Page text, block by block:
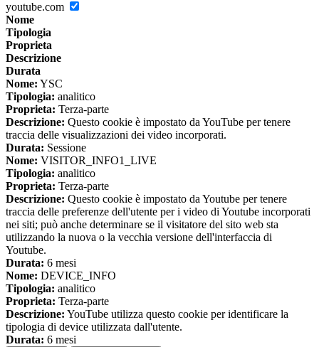
youtube.com
Nome
Tipologia
Proprieta
Descrizione
Durata
Nome: YSC
Tipologia: analitico
Proprieta: Terza-parte
Descrizione: Questo cookie è impostato da YouTube per tenere
traccia delle visualizzazioni dei video incorporati.
Durata: Sessione
Nome: VISITOR_INFO1_LIVE
Tipologia: analitico
Proprieta: Terza-parte
Descrizione: Questo cookie è impostato da Youtube per tenere
traccia delle preferenze dell'utente per i video di Youtube incorporati
nei siti; può anche determinare se il visitatore del sito web sta
utilizzando la nuova o la vecchia versione dell'interfaccia di
Youtube.
Durata: 6 mesi
Nome: DEVICE_INFO
Tipologia: analitico
Proprieta: Terza-parte
Descrizione: YouTube utilizza questo cookie per identificare la
tipologia di device utilizzata dall'utente.
Durata: 6 mesi